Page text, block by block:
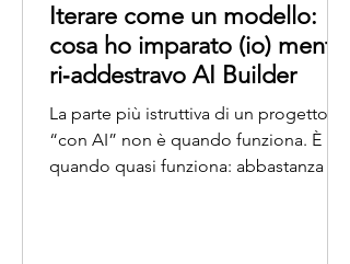
Iterare come un modello:
cosa ho imparato (io) mentre
ri‑addestravo AI Builder
La parte più istruttiva di un progetto
“con AI” non è quando funziona. È
quando quasi funziona: abbastanza da